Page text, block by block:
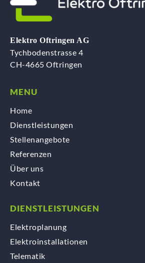
Elektro Oftringen AG
Tychbodenstrasse 4
CH-4665 Oftringen
MENU
Home
Dienstleistungen
Stellenangebote
Referenzen
Über uns
Kontakt
DIENSTLEISTUNGEN
Elektroplanung
Elektroinstallationen
Telematik